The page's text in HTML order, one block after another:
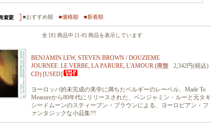
■おすすめ順 ■価格順 ■新着順
全 [8] 商品中 [1-8] 商品を表示しています
BENJAMIN LEW, STEVEN BROWN / DOUZIEME
JOURNEE: LE VERBE, LA PARURE, L'AMOUR (廃盤
CD) [USED]
2,342円(税込)
ヨーロッパ的未完成の美学に満ちたベルギーのレーベル、Made To
Measureから80年代にリリースされた、ベンジャミン・ルーと元タキ
シードムーンのスティーブン・ブラウンによる、ヨーロピアン・フ
ァンタジックな小品集!!!